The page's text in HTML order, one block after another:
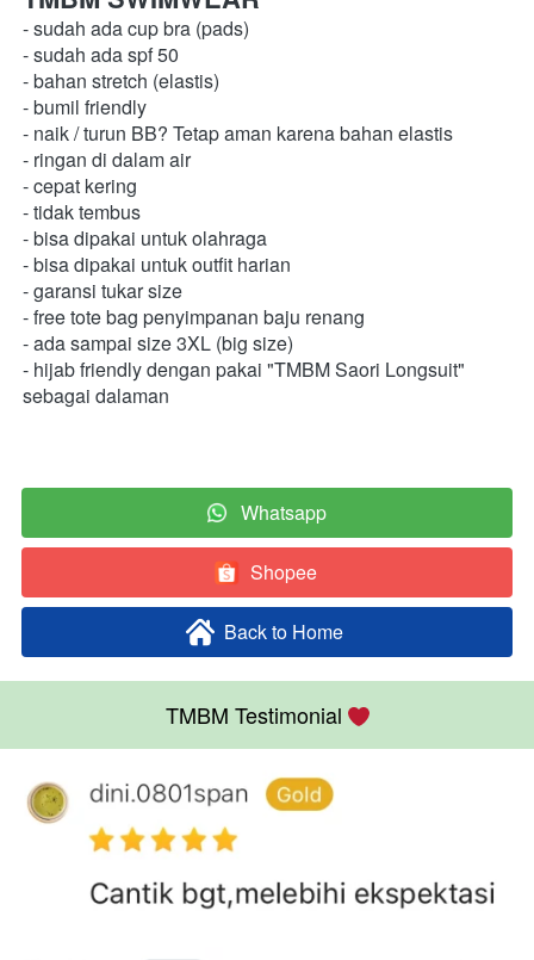
- sudah ada cup bra (pads)
- sudah ada spf 50
- bahan stretch (elastis)
- bumil friendly
- naik / turun BB? Tetap aman karena bahan elastis
- ringan di dalam air
- cepat kering
- tidak tembus
- bisa dipakai untuk olahraga
- bisa dipakai untuk outfit harian
- garansi tukar size
- free tote bag penyimpanan baju renang
- ada sampai size 3XL (big size)
- hijab friendly dengan pakai "TMBM Saori Longsuit"
sebagai dalaman
` Whatsapp
` Shopee
` Back to Home
TMBM Testimonial